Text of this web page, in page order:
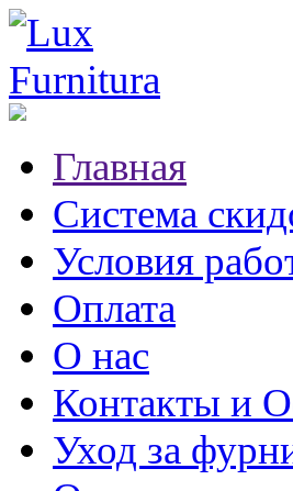
Главная
Система
Условия
Оплата
О нас
Контакты и
Уход за